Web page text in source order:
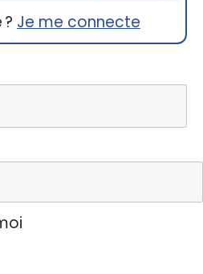
Je me connecte